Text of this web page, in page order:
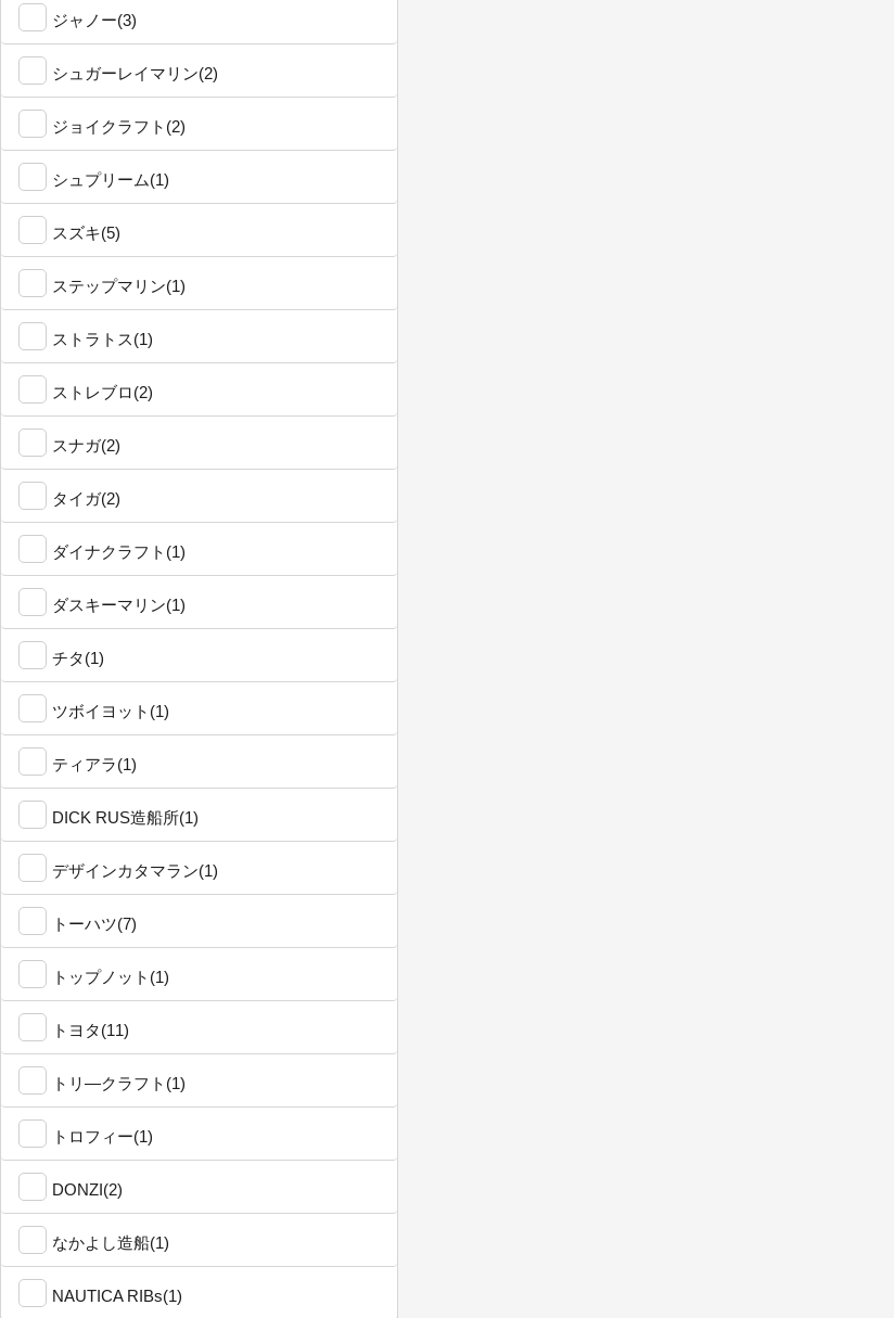
ジャノー(3)
シュガーレイマリン(2)
ジョイクラフト(2)
シュプリーム(1)
スズキ(5)
ステップマリン(1)
ストラトス(1)
ストレブロ(2)
スナガ(2)
タイガ(2)
ダイナクラフト(1)
ダスキーマリン(1)
チタ(1)
ツボイヨット(1)
ティアラ(1)
DICK RUS造船所(1)
デザインカタマラン(1)
トーハツ(7)
トップノット(1)
トヨタ(11)
トリ―クラフト(1)
トロフィー(1)
DONZI(2)
なかよし造船(1)
NAUTICA RIBs(1)